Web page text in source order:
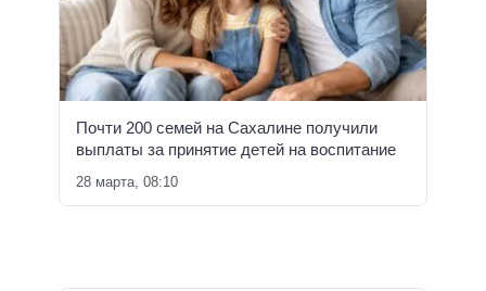
Почти 200 семей на Сахалине получили
выплаты за принятие детей на воспитание
28 марта, 08:10